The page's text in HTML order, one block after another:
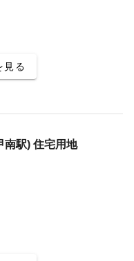
見る
南駅) 住宅用地